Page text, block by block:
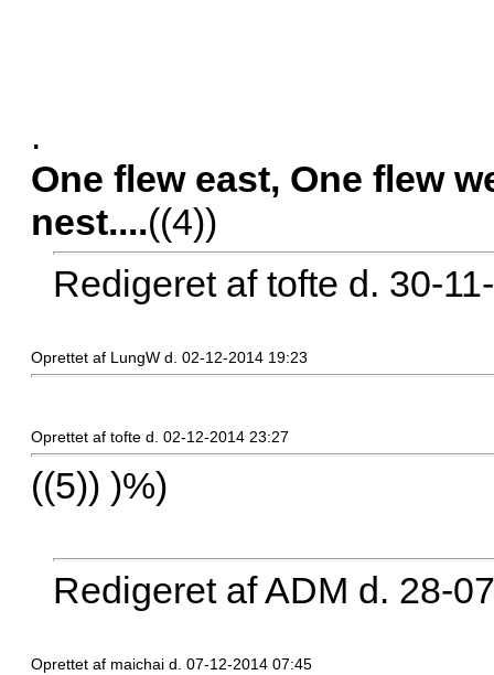
.
One flew east, One flew
nest....((4))
Redigeret af tofte d. 30-
Oprettet af LungW d. 02-12-2014 19:23
Oprettet af tofte d. 02-12-2014 23:27
((5)) )%)
Redigeret af ADM d. 28-
Oprettet af maichai d. 07-12-2014 07:45